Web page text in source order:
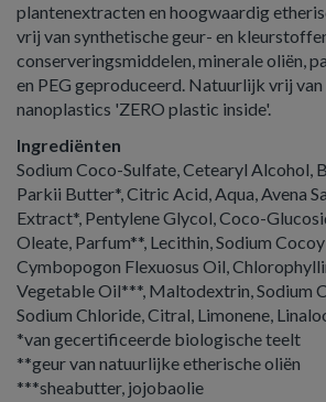
plantenextracten en hoogwaardig
vrij van synthetische geur- en
conserveringsmiddelen, minerale oliën,
en PEG geproduceerd. Natuurlijk vrij
nanoplastics 'ZERO plastic inside'.
Ingrediënten
Sodium Coco-Sulfate, Cetearyl Alcohol,
Parkii Butter*, Citric Acid, Aqua, Avena
Extract*, Pentylene Glycol, Coco-
Oleate, Parfum**, Lecithin, Sodium
Cymbopogon Flexuosus Oil,
Vegetable Oil***, Maltodextrin, Sodium
Sodium Chloride, Citral, Limonene,
*van gecertificeerde biologische teelt
**geur van natuurlijke etherische oliën
***sheabutter, jojobaolie